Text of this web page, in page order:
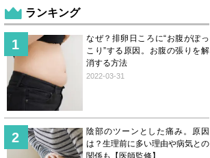
ランキング
なぜ？排卵日ころに“お腹がぽっ
こり”する原因。お腹の張りを解
消する方法
2022-03-31
陰部のツーンとした痛み。原因
は？生理前に多い理由や病気との
関係も【医師監修】